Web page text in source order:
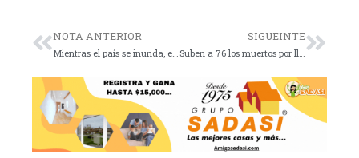
NOTA ANTERIOR SIGUEINTE